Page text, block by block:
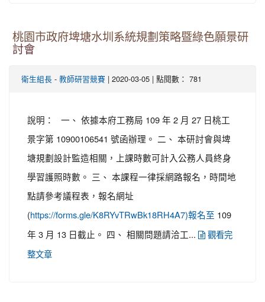
桃園市政府埤塘水圳系統規劃策略暨綠色願景研
討會
衛生組長 - 教師研習競賽 | 2020-03-05 | 點閱數： 781
說明： 一、 依據本府工務局 109 年 2 月 27 日桃工
景字第 10900106541 號函辦理。 二、 本研討會與埤
塘規劃設計監造相關，上課時數可計入公務人員終身
學習護照時數。 三、 本課程一律採網路報名，時間地
點請參考議程表，報名網址
( https://forms.gle/K8RYvTRwBk18RH4A7)報名至 109
年 3 月 13 日截止。 四、 相關問題請洽工...
觀看完
整文章